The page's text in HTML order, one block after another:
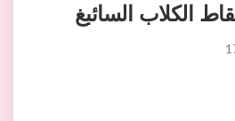
الكلاب السائبغ